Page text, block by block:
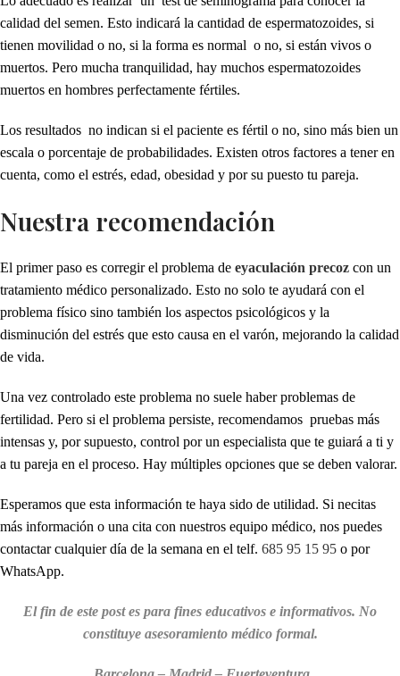
calidad del semen. Esto indicará la cantidad de espermatozoides, si
tienen movilidad o no, si la forma es normal o no, si están vivos o
muertos. Pero mucha tranquilidad, hay muchos espermatozoides
muertos en hombres perfectamente fértiles.
Los resultados no indican si el paciente es fértil o no, sino más bien un
escala o porcentaje de probabilidades. Existen otros factores a tener en
cuenta, como el estrés, edad, obesidad y por su puesto tu pareja.
Nuestra recomendación
El primer paso es corregir el problema de eyaculación precoz con un
tratamiento médico personalizado. Esto no solo te ayudará con el
problema físico sino también los aspectos psicológicos y la
disminución del estrés que esto causa en el varón, mejorando la calidad
de vida.
Una vez controlado este problema no suele haber problemas de
fertilidad. Pero si el problema persiste, recomendamos pruebas más
intensas y, por supuesto, control por un especialista que te guiará a ti y
a tu pareja en el proceso. Hay múltiples opciones que se deben valorar.
Esperamos que esta información te haya sido de utilidad. Si necitas
más información o una cita con nuestros equipo médico, nos puedes
contactar cualquier día de la semana en el telf. 685 95 15 95 o por
WhatsApp.
El fin de este post es para fines educativos e informativos. No
constituye asesoramiento médico formal.